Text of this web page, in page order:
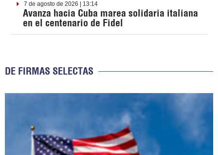
7 de agosto de 2026 | 13:14
Avanza hacia Cuba marea solidaria italiana
en el centenario de Fidel
DE FIRMAS SELECTAS